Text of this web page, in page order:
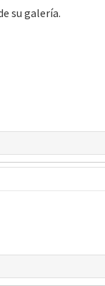
su galería.